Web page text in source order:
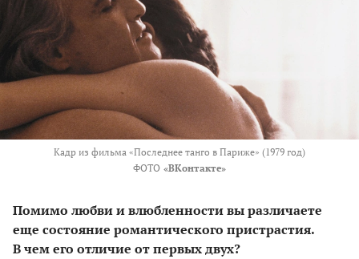
Кадр из фильма «Последнее танго в Париже» (1979 год)
ФОТО «ВКонтакте»
Помимо любви и влюбленности вы различаете
еще состояние романтического пристрастия.
В чем его отличие от первых двух?